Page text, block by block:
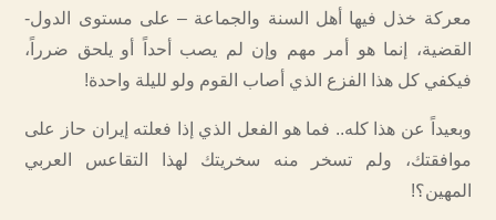
معركة خذل فيها أهل السنة والجماعة – على مستوى الدول-
القضية، إنما هو أمر مهم وإن لم يصب أحداً أو يلحق ضرراً،
فيكفي كل هذا الفزع الذي أصاب القوم ولو لليلة واحدة!
وبعيداً عن هذا كله.. فما هو الفعل الذي إذا فعلته إيران حاز على
موافقتك، ولم تسخر منه سخريتك لهذا التقاعس العربي
المهين؟!